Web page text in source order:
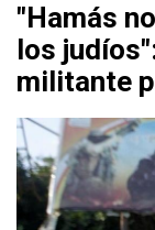
"Hamás
los
militante